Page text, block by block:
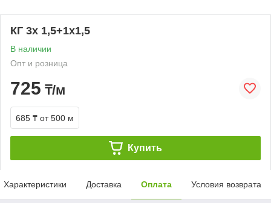
КГ 3х 1,5+1х1,5
В наличии
Опт и розница
725 ₸/м
685 ₸ от 500 м
Купить
Характеристики Доставка Оплата Условия возврата